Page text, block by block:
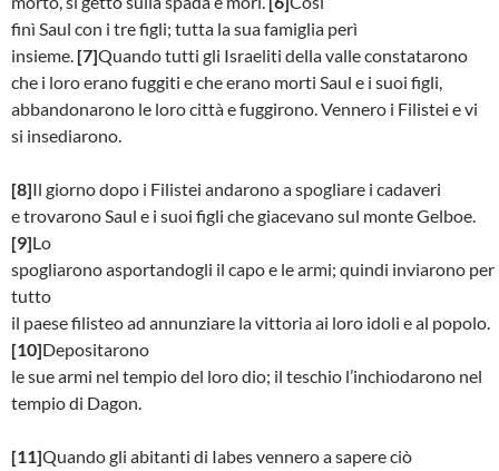
finì Saul con i tre figli; tutta la sua famiglia perì
insieme. [7]Quando tutti gli Israeliti della valle constatarono
che i loro erano fuggiti e che erano morti Saul e i suoi figli,
abbandonarono le loro città e fuggirono. Vennero i Filistei e vi
si insediarono.
[8]Il giorno dopo i Filistei andarono a spogliare i cadaveri
e trovarono Saul e i suoi figli che giacevano sul monte Gelboe.
[9]Lo
spogliarono asportandogli il capo e le armi; quindi inviarono per
tutto
il paese filisteo ad annunziare la vittoria ai loro idoli e al popolo.
[10]Depositarono
le sue armi nel tempio del loro dio; il teschio l’inchiodarono nel
tempio di Dagon.
[11]Quando gli abitanti di Iabes vennero a sapere ciò